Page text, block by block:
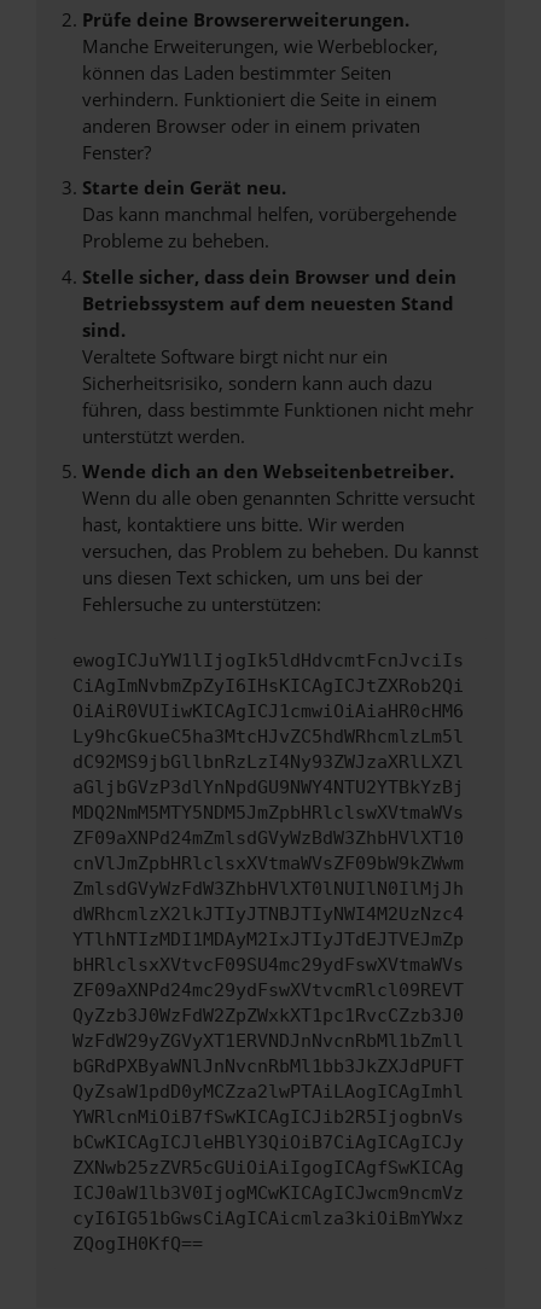
Prüfe deine Browsererweiterungen.
Manche Erweiterungen, wie Werbeblocker,
können das Laden bestimmter Seiten
verhindern. Funktioniert die Seite in einem
anderen Browser oder in einem privaten
Fenster?
Starte dein Gerät neu.
Das kann manchmal helfen, vorübergehende
Probleme zu beheben.
Stelle sicher, dass dein Browser und dein
Betriebssystem auf dem neuesten Stand
sind.
Veraltete Software birgt nicht nur ein
Sicherheitsrisiko, sondern kann auch dazu
führen, dass bestimmte Funktionen nicht mehr
unterstützt werden.
Wende dich an den Webseitenbetreiber.
Wenn du alle oben genannten Schritte versucht
hast, kontaktiere uns bitte. Wir werden
versuchen, das Problem zu beheben. Du kannst
uns diesen Text schicken, um uns bei der
Fehlersuche zu unterstützen:
ewogICJuYW1lIjogIk5ldHdvcmtFcnJvciIs
CiAgImNvbmZpZyI6IHsKICAgICJtZXRob2Qi
OiAiR0VUIiwKICAgICJ1cmwiOiAiaHR0cHM6
Ly9hcGkueC5ha3MtcHJvZC5hdWRhcmlzLm5l
dC92MS9jbGllbnRzLzI4Ny93ZWJzaXRlLXZl
aGljbGVzP3dlYnNpdGU9NWY4NTU2YTBkYzBj
MDQ2NmM5MTY5NDM5JmZpbHRlclswXVtmaWVs
ZF09aXNPd24mZmlsdGVyWzBdW3ZhbHVlXT10
cnVlJmZpbHRlclsxXVtmaWVsZF09bW9kZWwm
ZmlsdGVyWzFdW3ZhbHVlXT0lNUIlN0IlMjJh
dWRhcmlzX2lkJTIyJTNBJTIyNWI4M2UzNzc4
YTlhNTIzMDI1MDAyM2IxJTIyJTdEJTVEJmZp
bHRlclsxXVtvcF09SU4mc29ydFswXVtmaWVs
ZF09aXNPd24mc29ydFswXVtvcmRlcl09REVT
QyZzb3J0WzFdW2ZpZWxkXT1pc1RvcCZzb3J0
WzFdW29yZGVyXT1ERVNDJnNvcnRbMl1bZmll
bGRdPXByaWNlJnNvcnRbMl1bb3JkZXJdPUFT
QyZsaW1pdD0yMCZza2lwPTAiLAogICAgImhl
YWRlcnMiOiB7fSwKICAgICJib2R5IjogbnVs
bCwKICAgICJleHBlY3QiOiB7CiAgICAgICJy
ZXNwb25zZVR5cGUiOiAiIgogICAgfSwKICAg
ICJ0aW1lb3V0IjogMCwKICAgICJwcm9ncmVz
cyI6IG51bGwsCiAgICAicmlza3kiOiBmYWxz
ZQogIH0KfQ==